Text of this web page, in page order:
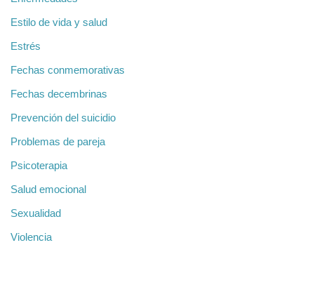
Estilo de vida y salud
Estrés
Fechas conmemorativas
Fechas decembrinas
Prevención del suicidio
Problemas de pareja
Psicoterapia
Salud emocional
Sexualidad
Violencia